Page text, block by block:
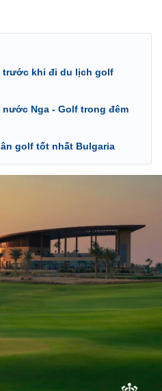
trước khi đi du lịch golf
Nga - Golf trong đêm
golf tốt nhất Bulgaria